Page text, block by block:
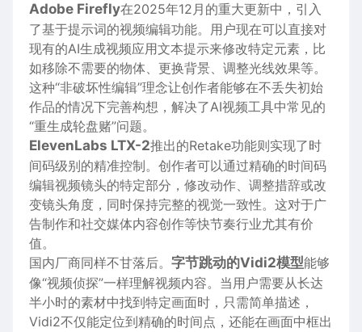
Adobe Firefly在2025年12月的重大更新中，引入
了基于提示词的视频编辑功能。用户现在可以直接对
现有的AI生成视频应用文本提示来修改特定元素，比
如移除不需要的物体、更换背景、调整光线效果等。
这种“非破坏性编辑”理念让创作者能够在不丢失初始
作品的情况下完善构想，解决了AI视频工具中常见的
“重生成轮盘赌”问题。
ElevenLabs LTX-2推出的Retake功能则实现了时
间码级别的精准控制。创作者可以通过精确的时间码
编辑视频镜头的特定部分，修改动作、调整措辞或改
变镜头角度，同时保持完整的视觉一致性。这对于广
告制作和社交媒体内容创作等快节奏行业尤其有价
值。
国内厂商同样不甘落后。 字节跳动的Vidi2模型能够
像“视频侦探”一样理解视频内容。当用户需要从长达
半小时的素材中找到特定画面时，只需简单描述，
Vidi2不仅能定位到精确的时间点，还能在画面中框出